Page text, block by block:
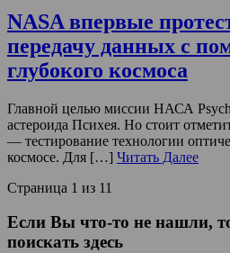
NASA впервые
передачу данных с
глубокого космоса
Главной целью миссии НАСА
астероида Психея. Но стоит
— тестирование технологии
космосе. Для […] Читать Далее
Страница 1 из 11
Если Вы что-то не нашли,
поискать здесь